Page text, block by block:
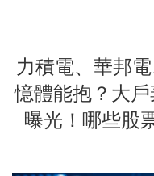
力積電、華邦
憶體能抱？大戶
曝光！哪些股